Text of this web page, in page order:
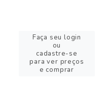
Faça seu login
ou
cadastre-se
para ver preços
e comprar